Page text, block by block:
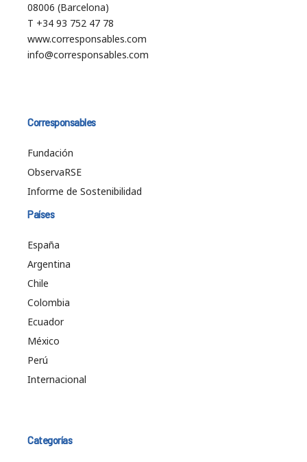
08006 (Barcelona)
T +34 93 752 47 78
www.corresponsables.com
info@corresponsables.com
Corresponsables
Fundación
ObservaRSE
Informe de Sostenibilidad
Países
España
Argentina
Chile
Colombia
Ecuador
México
Perú
Internacional
Categorías